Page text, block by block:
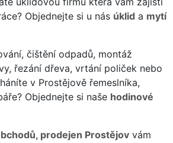
Objednejte si u nás úklid a mytí
čištění odpadů, montáž
řezání dřeva, vrtání poliček nebo
v Prostějově řemeslníka,
Objednejte si naše hodinové
prodejen Prostějov vám